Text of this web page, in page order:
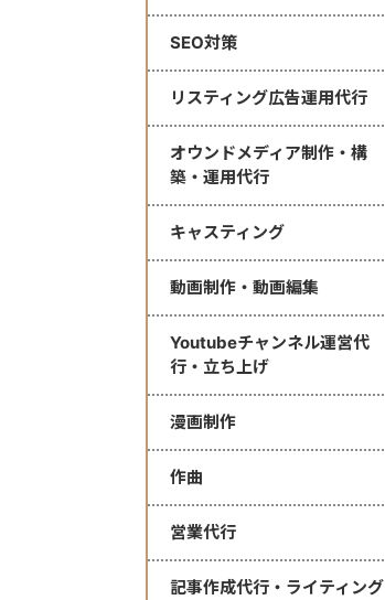
SEO対策
リスティング広告運用代行
オウンドメディア制作・構
築・運用代行
キャスティング
動画制作・動画編集
Youtubeチャンネル運営代
行・立ち上げ
漫画制作
作曲
営業代行
記事作成代行・ライティング